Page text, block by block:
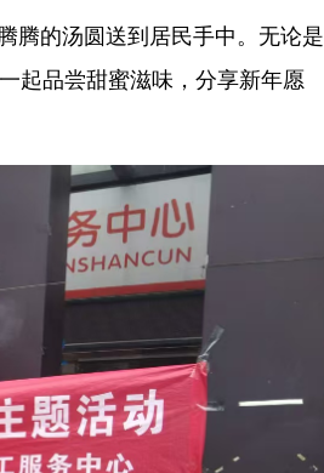
腾的汤圆送到居民手中。无论是
起品尝甜蜜滋味，分享新年愿